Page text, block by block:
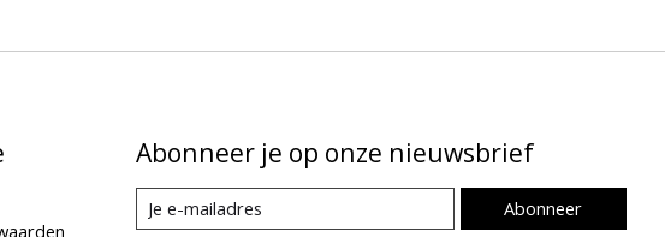
Abonneer je op onze nieuwsbrief
Abonneer